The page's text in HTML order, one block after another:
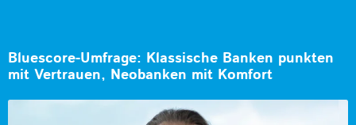
Bluescore-Umfrage: Klassische Banken punkten
mit Vertrauen, Neobanken mit Komfort